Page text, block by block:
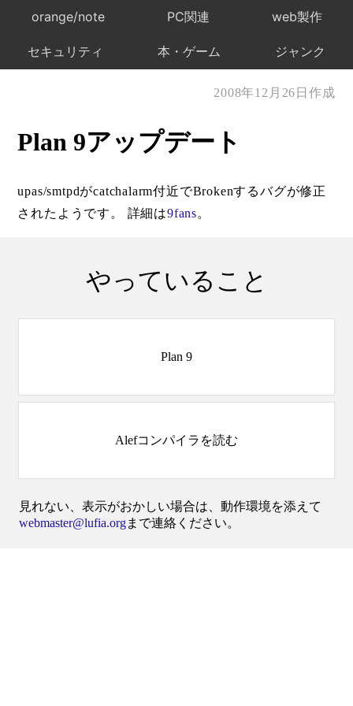
orange/note PC関連 web製作
セキュリティ 本・ゲーム ジャンク
2008年12月26日作成
Plan 9アップデート
upas/smtpdがcatchalarm付近でBrokenするバグが修正
されたようです。 詳細は9fans。
やっていること
Plan 9
Alefコンパイラを読む
見れない、表示がおかしい場合は、動作環境を添えて
webmaster@lufia.orgまで連絡ください。